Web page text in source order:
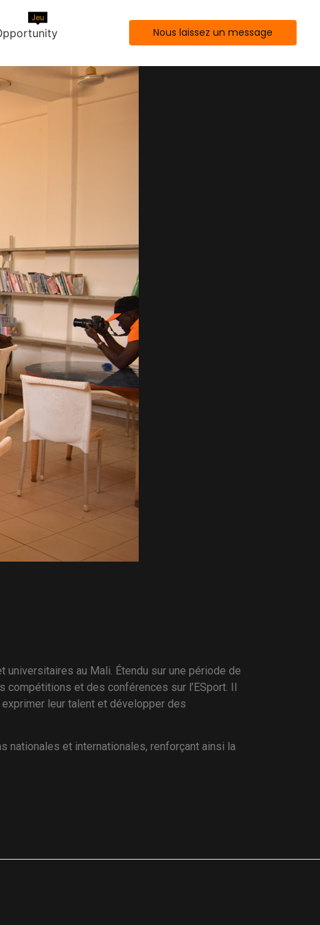
Jeu
Nous laissez un message
universitaires au Mali. Étendu sur une période de
compétitions et des conférences sur l’ESport. Il
leur talent et développer des
nationales et internationales, renforçant ainsi la